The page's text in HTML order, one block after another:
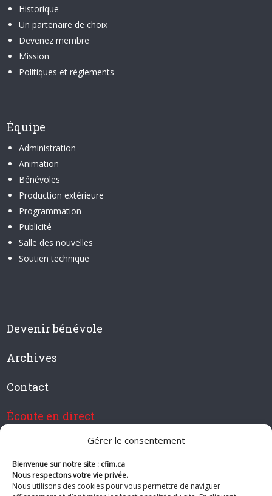
Gérer le consentement
Bienvenue sur notre site : cfim.ca
Nous respectons votre vie privée.
Nous utilisons des cookies pour vous permettre de naviguer
Historique
Un partenaire de choix
Devenez membre
Mission
Politiques et règlements
Équipe
Administration
Animation
Bénévoles
Production extérieure
Programmation
Publicité
Salle des nouvelles
Soutien technique
Devenir bénévole
Archives
Contact
Écoute en direct
Devenir membre de CFIM